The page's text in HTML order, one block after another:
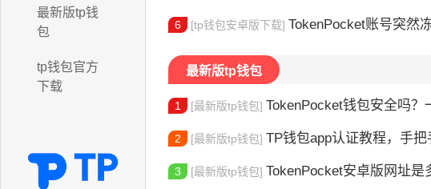
最新版tp钱
包
tp钱包官方
下载
6 [tp钱包安卓版下载] TokenPocket账号突然冻结？三步教你
最新版tp钱包
1 [最新版tp钱包] TokenPocket钱包安全吗？一文看懂
2 [最新版tp钱包] TP钱包app认证教程，手把手教你完成身
3 [最新版tp钱包] TokenPocket安卓版网址是多少？一文教你